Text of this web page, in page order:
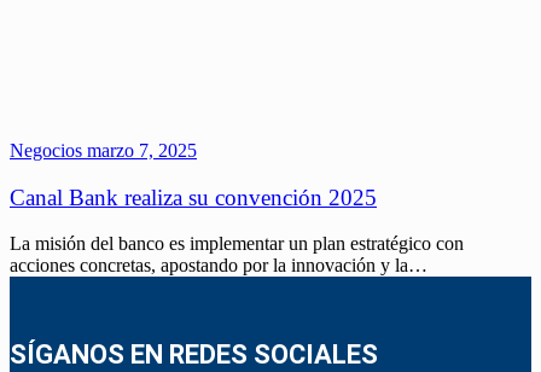
Negocios marzo 7, 2025
Canal Bank realiza su convención 2025
La misión del banco es implementar un plan estratégico con
acciones concretas, apostando por la innovación y la…
SÍGANOS EN REDES SOCIALES